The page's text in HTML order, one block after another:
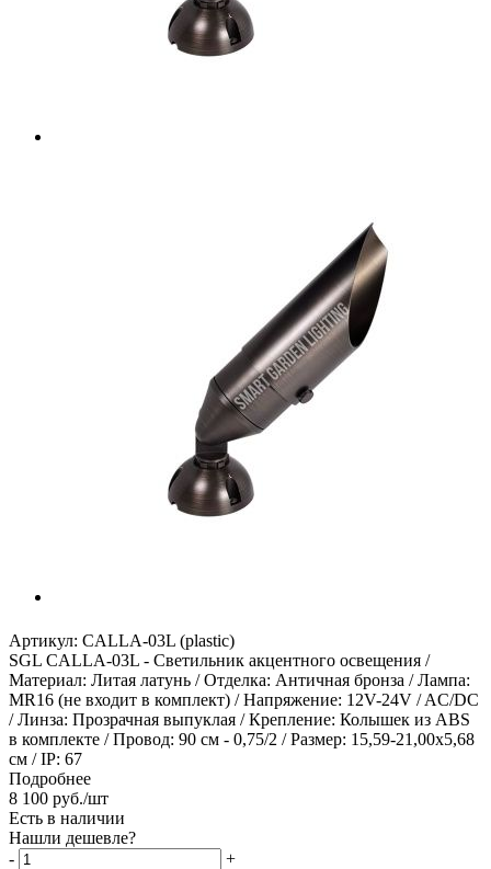
Артикул: CALLA-03L (plastic)
SGL CALLA-03L - Светильник акцентного освещения /
Материал: Литая латунь / Отделка: Античная бронза / Лампа:
MR16 (не входит в комплект) / Напряжение: 12V-24V / AC/DC
/ Линза: Прозрачная выпуклая / Крепление: Колышек из ABS
в комплекте / Провод: 90 см - 0,75/2 / Размер: 15,59-21,00х5,68
см / IP: 67
Подробнее
8 100 руб./шт
Есть в наличии
Нашли дешевле?
-
+